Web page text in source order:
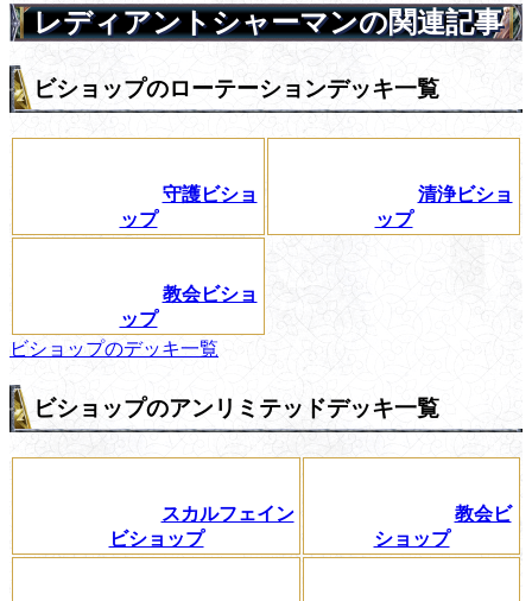
レディアントシャーマンの関連記事
ビショップのローテーションデッキ一覧
守護ビショ
ップ
清浄ビショ
ップ
教会ビショ
ップ
ビショップのデッキ一覧
ビショップのアンリミテッドデッキ一覧
スカルフェイン
ビショップ
教会ビ
ショップ